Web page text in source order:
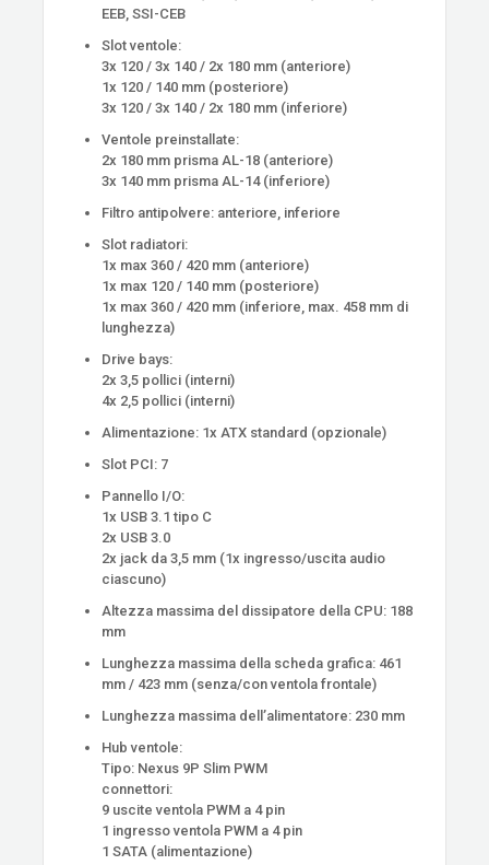
EEB, SSI-CEB
Slot ventole:
3x 120 / 3x 140 / 2x 180 mm (anteriore)
1x 120 / 140 mm (posteriore)
3x 120 / 3x 140 / 2x 180 mm (inferiore)
Ventole preinstallate:
2x 180 mm prisma AL-18 (anteriore)
3x 140 mm prisma AL-14 (inferiore)
Filtro antipolvere: anteriore, inferiore
Slot radiatori:
1x max 360 / 420 mm (anteriore)
1x max 120 / 140 mm (posteriore)
1x max 360 / 420 mm (inferiore, max. 458 mm di
lunghezza)
Drive bays:
2x 3,5 pollici (interni)
4x 2,5 pollici (interni)
Alimentazione: 1x ATX standard (opzionale)
Slot PCI: 7
Pannello I/O:
1x USB 3.1 tipo C
2x USB 3.0
2x jack da 3,5 mm (1x ingresso/uscita audio
ciascuno)
Altezza massima del dissipatore della CPU: 188
mm
Lunghezza massima della scheda grafica: 461
mm / 423 mm (senza/con ventola frontale)
Lunghezza massima dell’alimentatore: 230 mm
Hub ventole:
Tipo: Nexus 9P Slim PWM
connettori:
9 uscite ventola PWM a 4 pin
1 ingresso ventola PWM a 4 pin
1 SATA (alimentazione)